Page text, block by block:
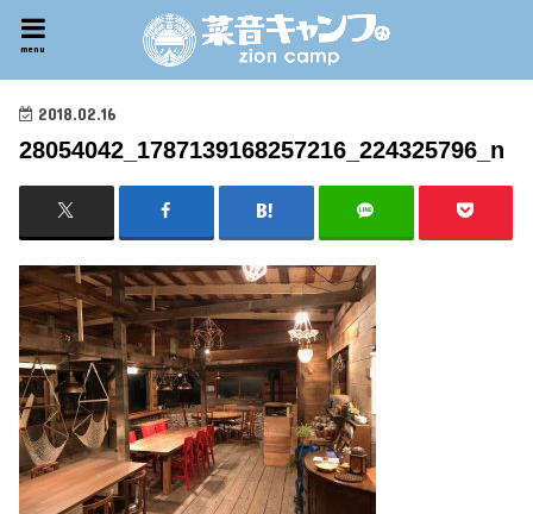
menu
2018.02.16
28054042_1787139168257216_224325796_n